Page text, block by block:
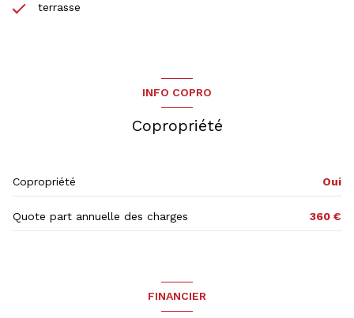
terrasse
INFO COPRO
Copropriété
Copropriété Oui
Quote part annuelle des charges 360 €
FINANCIER